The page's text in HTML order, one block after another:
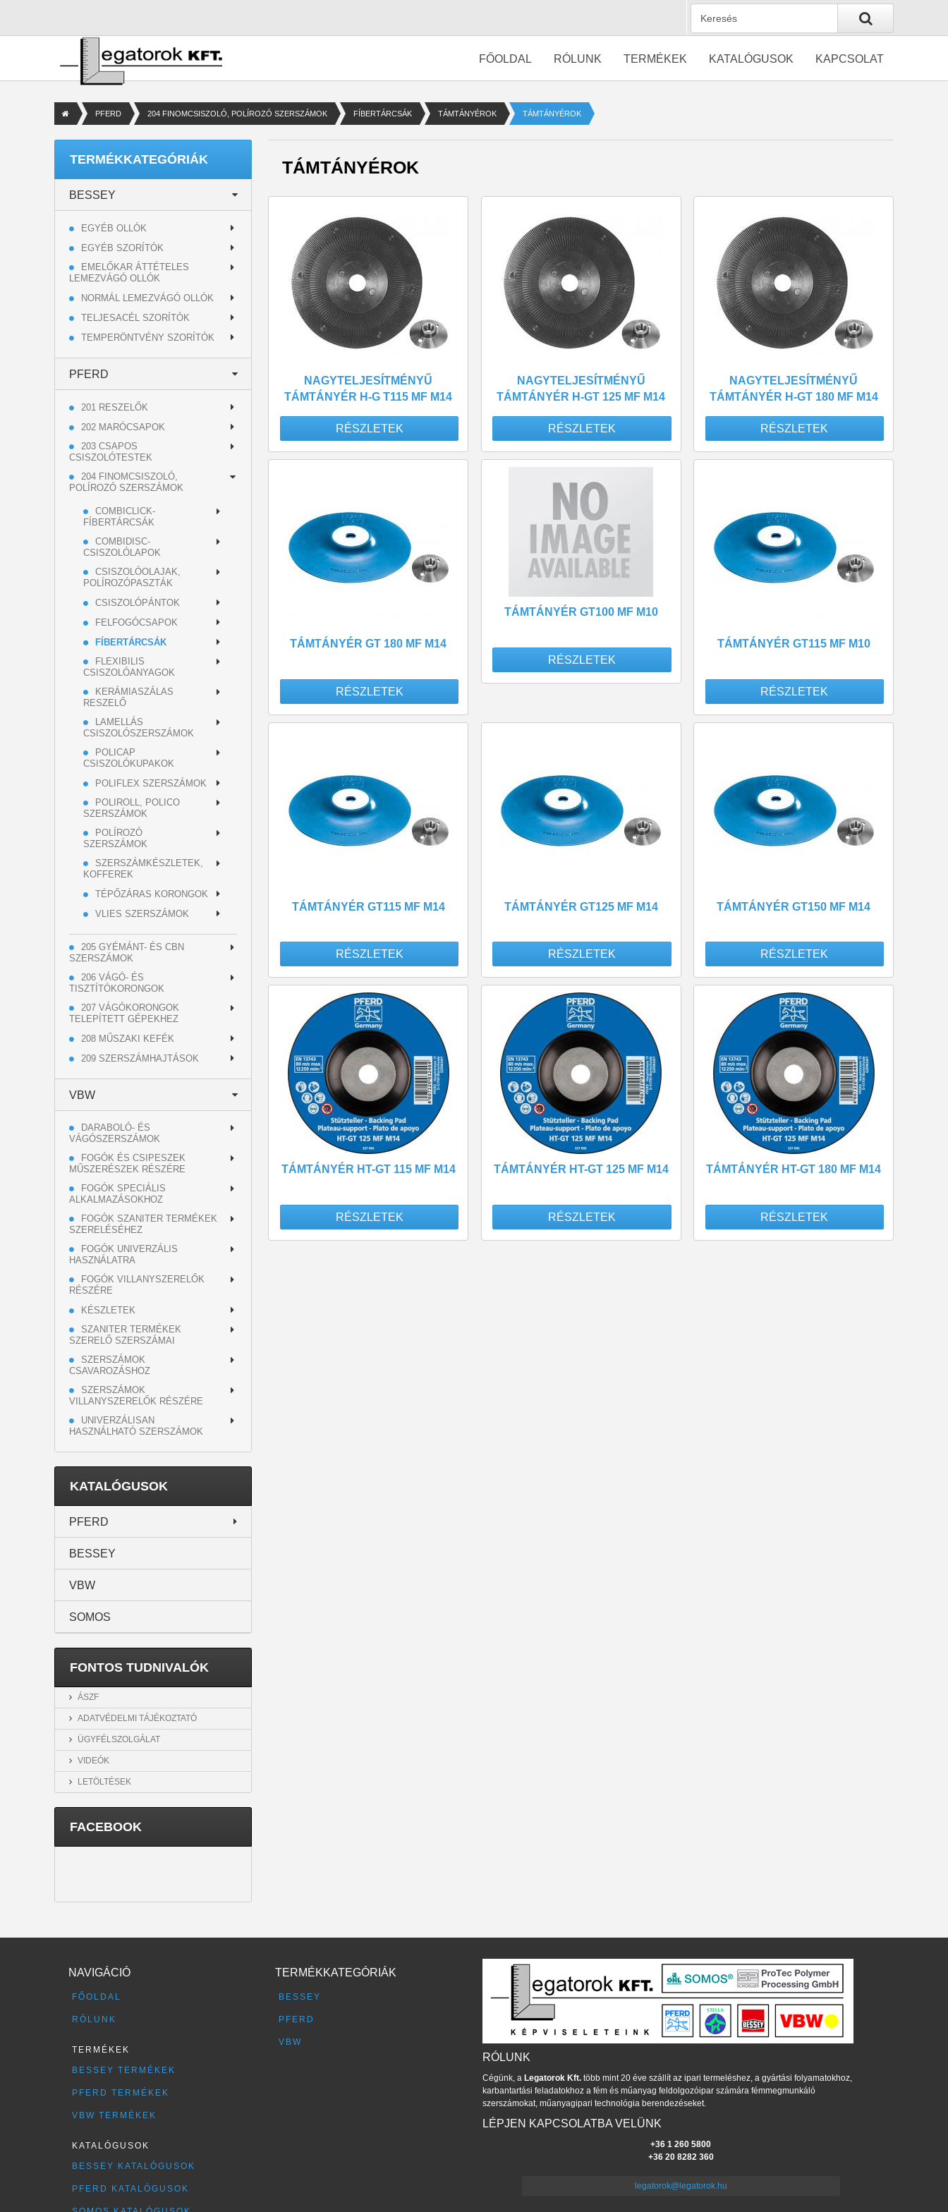
FŐOLDAL RÓLUNK TERMÉKEK KATALÓGUSOK KAPCSOLAT
PFERD 204 FINOMCSISZOLÓ, POLÍROZÓ SZERSZÁMOK FÍBERTÁRCSÁK TÁMTÁNYÉROK TÁMTÁNYÉROK
TERMÉKKATEGÓRIÁK
BESSEY
EGYÉB OLLÓK
EGYÉB SZORÍTÓK
EMELŐKAR ÁTTÉTELES
LEMEZVÁGÓ OLLÓK
NORMÁL LEMEZVÁGÓ OLLÓK
TELJESACÉL SZORÍTÓK
TEMPERÖNTVÉNY SZORÍTÓK
PFERD
201 RESZELŐK
202 MARÓCSAPOK
203 CSAPOS
CSISZOLÓTESTEK
204 FINOMCSISZOLÓ,
POLÍROZÓ SZERSZÁMOK
COMBICLICK-
FÍBERTÁRCSÁK
COMBIDISC-
CSISZOLÓLAPOK
CSISZOLÓOLAJAK,
POLÍROZÓPASZTÁK
CSISZOLÓPÁNTOK
FELFOGÓCSAPOK
FÍBERTÁRCSÁK
FLEXIBILIS
CSISZOLÓANYAGOK
KERÁMIASZÁLAS
RESZELŐ
LAMELLÁS
CSISZOLÓSZERSZÁMOK
POLICAP
CSISZOLÓKUPAKOK
POLIFLEX SZERSZÁMOK
POLIROLL, POLICO
SZERSZÁMOK
POLÍROZÓ
SZERSZÁMOK
SZERSZÁMKÉSZLETEK,
KOFFEREK
TÉPŐZÁRAS KORONGOK
VLIES SZERSZÁMOK
205 GYÉMÁNT- ÉS CBN
SZERSZÁMOK
206 VÁGÓ- ÉS
TISZTÍTÓKORONGOK
207 VÁGÓKORONGOK
TELEPÍTETT GÉPEKHEZ
208 MŰSZAKI KEFÉK
209 SZERSZÁMHAJTÁSOK
VBW
DARABOLÓ- ÉS
VÁGÓSZERSZÁMOK
FOGÓK ÉS CSIPESZEK
MŰSZERÉSZEK RÉSZÉRE
FOGÓK SPECIÁLIS
ALKALMAZÁSOKHOZ
FOGÓK SZANITER TERMÉKEK
SZERELÉSÉHEZ
FOGÓK UNIVERZÁLIS
HASZNÁLATRA
FOGÓK VILLANYSZERELŐK
RÉSZÉRE
KÉSZLETEK
SZANITER TERMÉKEK
SZERELŐ SZERSZÁMAI
SZERSZÁMOK
CSAVAROZÁSHOZ
SZERSZÁMOK
VILLANYSZERELŐK RÉSZÉRE
UNIVERZÁLISAN
HASZNÁLHATÓ SZERSZÁMOK
TÁMTÁNYÉROK
NAGYTELJESÍTMÉNYŰ
TÁMTÁNYÉR H-G T115 MF M14
RÉSZLETEK
NAGYTELJESÍTMÉNYŰ
TÁMTÁNYÉR H-GT 125 MF M14
RÉSZLETEK
NAGYTELJESÍTMÉNYŰ
TÁMTÁNYÉR H-GT 180 MF M14
RÉSZLETEK
TÁMTÁNYÉR GT 180 MF M14
RÉSZLETEK
TÁMTÁNYÉR GT100 MF M10
RÉSZLETEK
TÁMTÁNYÉR GT115 MF M10
RÉSZLETEK
TÁMTÁNYÉR GT115 MF M14
RÉSZLETEK
TÁMTÁNYÉR GT125 MF M14
RÉSZLETEK
TÁMTÁNYÉR GT150 MF M14
RÉSZLETEK
TÁMTÁNYÉR HT-GT 115 MF M14
RÉSZLETEK
TÁMTÁNYÉR HT-GT 125 MF M14
RÉSZLETEK
TÁMTÁNYÉR HT-GT 180 MF M14
RÉSZLETEK
KATALÓGUSOK
PFERD
BESSEY
VBW
SOMOS
FONTOS TUDNIVALÓK
ÁSZF
ADATVÉDELMI TÁJÉKOZTATÓ
ÜGYFÉLSZOLGÁLAT
VIDEÓK
LETÖLTÉSEK
FACEBOOK
NAVIGÁCIÓ
FŐOLDAL
RÓLUNK
TERMÉKEK
BESSEY TERMÉKEK
PFERD TERMÉKEK
VBW TERMÉKEK
KATALÓGUSOK
BESSEY KATALÓGUSOK
PFERD KATALÓGUSOK
TERMÉKKATEGÓRIÁK
BESSEY
PFERD
VBW
RÓLUNK
Cégünk, a Legatorok Kft.több mint 20 éve szállít az ipari termeléshez, a gyártási folyamatokhoz,
karbantartási feladatokhoz a fém és műanyag feldolgozóipar számára fémmegmunkáló
szerszámokat, műanyagipari technológia berendezéseket.
LÉPJEN KAPCSOLATBA VELÜNK
+36 1 260 5800
+36 20 8282 360
legatorok@legatorok.hu